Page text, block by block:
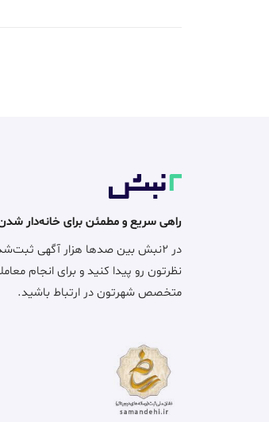
راهی سریع و مطمئن برای خانه‌دار
در ۲نبش بین صدها هزار آگهی
نظرتون رو پیدا کنید و برای انجام
متخصص شهرتون در ارتباط باشید.